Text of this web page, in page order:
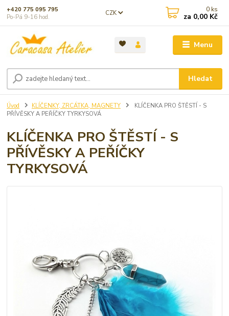
Menu
CZK
Hledat
+420 775 095 795
Po-Pá 9-16 hod.
0 ks
za 0,00 Kč
Úvod KLÍČENKY, ZRCÁTKA, MAGNETY
KLÍČENKA PRO ŠTĚSTÍ - S
PŘÍVĚSKY A PEŘÍČKY TYRKYSOVÁ
KLÍČENKA PRO ŠTĚSTÍ - S
PŘÍVĚSKY A PEŘÍČKY
TYRKYSOVÁ